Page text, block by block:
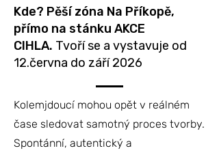
Kde? Pěší zóna Na Příkopě,
přímo na stánku AKCE
CIHLA. Tvoří se a vystavuje od
12.června do září 2026
Kolemjdoucí mohou opět v reálném
čase sledovat samotný proces tvorby.
Spontánní, autentický a